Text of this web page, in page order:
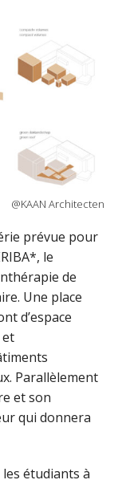
@KAAN Architecten
prévue pour
le
de
Une place
d’espace
et
Parallèlement
et son
qui donnera
étudiants à